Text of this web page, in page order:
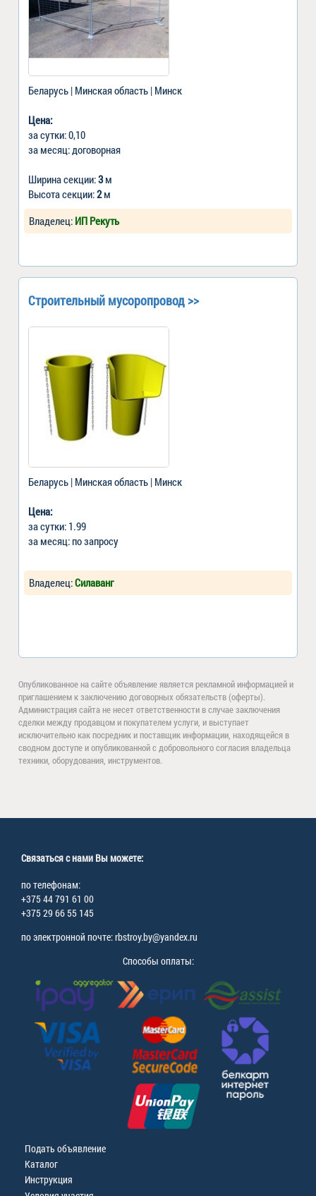
Беларусь | Минская область | Минск
Цена:
за сутки: 0,10
за месяц: договорная
Ширина секции:3м
Высота секции:2м
Владелец: ИП Рекуть
Строительный мусоропровод >>
Беларусь | Минская область | Минск
Цена:
за сутки: 1.99
за месяц: по запросу
Владелец:Cилаванг
Опубликованное на сайте объявление является рекламной информацией и
приглашением к заключению договорных обязательств (оферты).
Администрация сайта не несет ответственности в случае заключения
сделки между продавцом и покупателем услуги, и выступает
исключительно как посредник и поставщик информации, находящейся в
сводном доступе и опубликованной с добровольного согласия владельца
техники, оборудования, инструментов.
Связаться с нами Вы можете:
по телефонам:
+375 44 791 61 00
+375 29 66 55 145
по электронной почте: rbstroy.by@yandex.ru
Способы оплаты:
Подать объявление
Каталог
Инструкция